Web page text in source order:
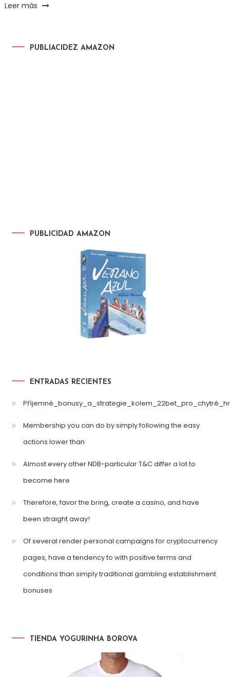
Leer más
PUBLIACIDEZ AMAZON
PUBLICIDAD AMAZON
ENTRADAS RECIENTES
Membership you can do by simply following the easy
actions lower than
Almost every other NDB-particular T&C differ a lot to
become here
Therefore, favor the bring, create a casino, and have
been straight away!
Of several render personal campaigns for cryptocurrency
pages, have a tendency to with positive terms and
conditions than simply traditional gambling establishment
bonuses
TIENDA YOGURINHA BOROVA